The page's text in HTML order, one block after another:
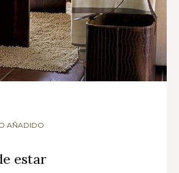
AÑADIDO
estar